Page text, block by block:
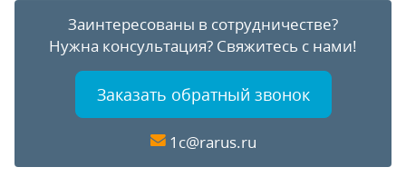
Заинтересованы в сотрудничестве?
Нужна консультация? Свяжитесь с нами!
Заказать обратный звонок
1c@rarus.ru